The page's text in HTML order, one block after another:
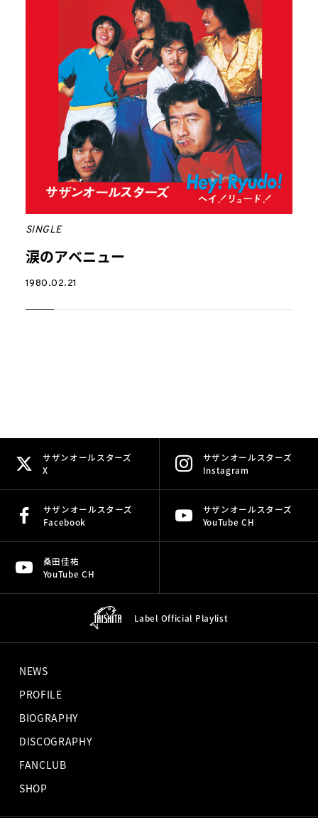
SINGLE
涙のアベニュー
1980.02.21
サザンオールスターズ
X
サザンオールスターズ
Instagram
サザンオールスターズ
Facebook
サザンオールスターズ
YouTube CH
桑田佳祐
YouTube CH
Label Official Playlist
NEWS
PROFILE
BIOGRAPHY
DISCOGRAPHY
FANCLUB
SHOP